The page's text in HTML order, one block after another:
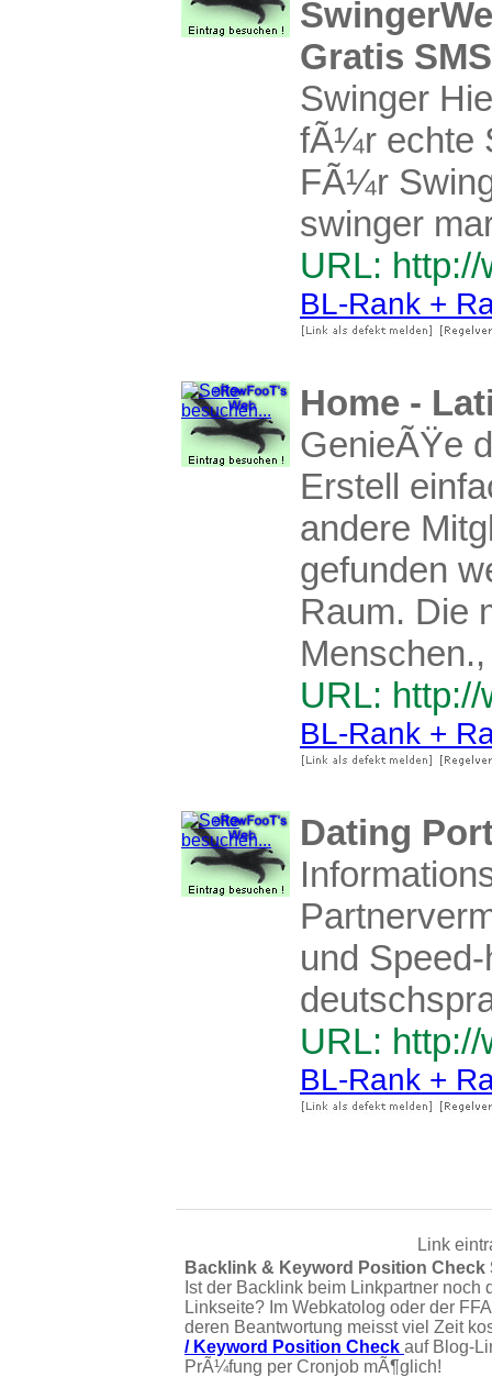
Gratis SMS
Swinger
fÃ¼r echte
FÃ¼r
swinger
URL:
BL-Rank +
Home -
GenieÃŸe
Erstell
andere
gefunden
Raum. Die
URL:
BL-Rank +
Dating
und
URL:
BL-Rank +
Link
Backlink & Keyword Position
Ist der Backlink beim Linkpartner noch
Linkseite? Im Webkatolog oder der
deren Beantwortung meisst viel Zeit
/ Keyword Position Check auf Blog-
PrÃ¼fung per Cronjob mÃ¶glich!